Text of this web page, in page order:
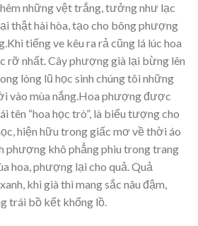
những vệt trắng, tưởng như lạc
thật hài hòa, tạo cho bông phượng
tiếng ve kêu ra rả cũng lá lúc hoa
rỡ nhất. Cây phượng già lại bừng lên
lòng lũ học sinh chúng tôi những
vào mùa nắng.Hoa phượng được
tên “hoa học trò”, là biểu tượng cho
hiện hữu trong giấc mơ về thời áo
phượng khô phẳng phiu trong trang
hoa, phượng lại cho quả. Quả
khi già thì mang sắc nâu đậm,
trái bồ kết khổng lồ.